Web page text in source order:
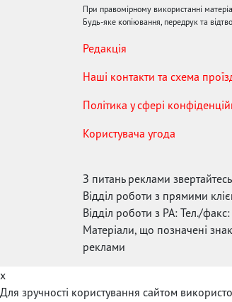
При правомірному використанні
Будь-яке копіювання, передрук та
Редакція
Наші контакти та схема
Політика у сфері
Користувача угода
З питань реклами
Відділ роботи з прямими
Відділ роботи з РА: Тел./
Матеріали, що позначені
реклами
x
Для зручності користування сайтом